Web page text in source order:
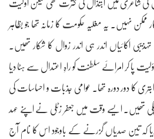
شاعری میں ابتذال کی کثرت تھی لیکن اولیت
نہیں۔ یہ مغلیہ حکومت کا زمانہ تھا جو بظاہر
تہذیبی اکائیاں اندر ہی اندر زوال کا شکار تھیں۔
پا کر امرائے سلطنت کو راہِ اعتدال سے ہٹا دیا
کا دور دورہ تھا۔ عوامی جذبات و احساسات کی
چکی تھیں۔ ایسے وقت میں جعفر زٹلی نے اپنے عہد
کہ تین صدیاں گزرنے کے باوجود اس کا نام آج